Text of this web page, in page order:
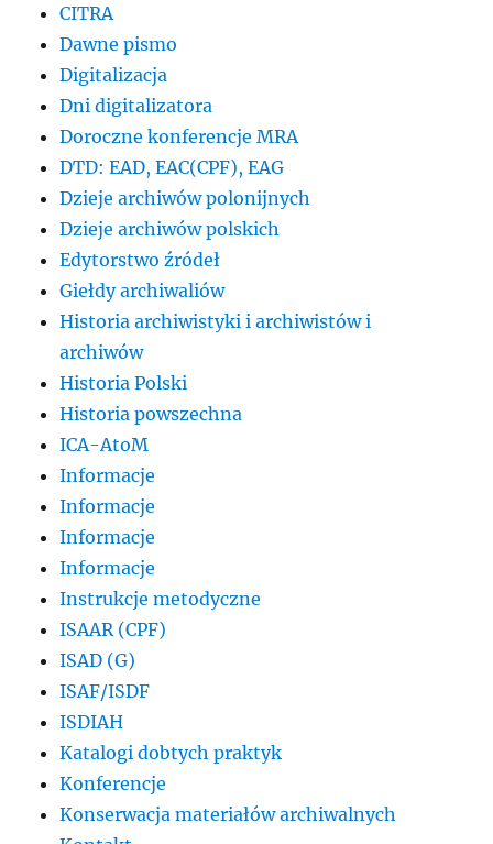
CITRA
Dawne pismo
Digitalizacja
Dni digitalizatora
Doroczne konferencje MRA
DTD: EAD, EAC(CPF), EAG
Dzieje archiwów polonijnych
Dzieje archiwów polskich
Edytorstwo źródeł
Giełdy archiwaliów
Historia archiwistyki i archiwistów i
archiwów
Historia Polski
Historia powszechna
ICA-AtoM
Informacje
Informacje
Informacje
Informacje
Instrukcje metodyczne
ISAAR (CPF)
ISAD (G)
ISAF/ISDF
ISDIAH
Katalogi dobtych praktyk
Konferencje
Konserwacja materiałów archiwalnych